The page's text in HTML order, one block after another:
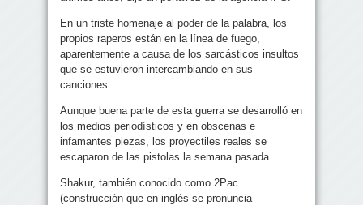
En un triste homenaje al poder de la palabra, los
propios raperos están en la línea de fuego,
aparentemente a causa de los sarcásticos insultos
que se estuvieron intercambiando en sus
canciones.
Aunque buena parte de esta guerra se desarrolló en
los medios periodísticos y en obscenas e
infamantes piezas, los proyectiles reales se
escaparon de las pistolas la semana pasada.
Shakur, también conocido como 2Pac
(construcción que en inglés se pronuncia